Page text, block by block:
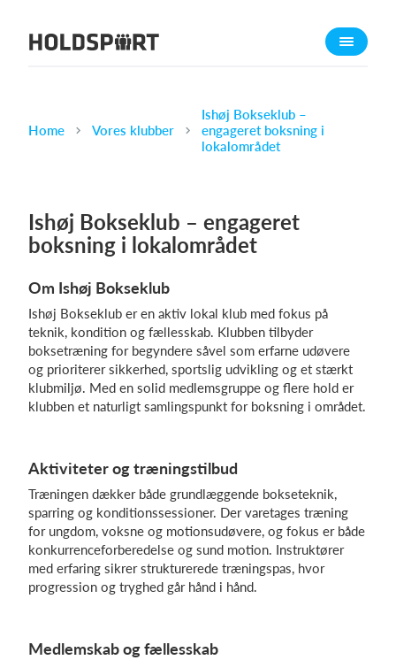
Om Holdsport
Karriere
Kalender
Kontingentopkrævning
Hjemmeside
Webshop
Billetsystem
Hvad koster det?
Home Vores klubber
Ishøj Bokseklub –
engageret boksning i
lokalområdet
Ishøj Bokseklub – engageret
boksning i lokalområdet
Om Ishøj Bokseklub
Ishøj Bokseklub er en aktiv lokal klub med fokus på
teknik, kondition og fællesskab. Klubben tilbyder
boksetræning for begyndere såvel som erfarne udøvere
og prioriterer sikkerhed, sportslig udvikling og et stærkt
klubmiljø. Med en solid medlemsgruppe og flere hold er
klubben et naturligt samlingspunkt for boksning i området.
Aktiviteter og træningstilbud
Træningen dækker både grundlæggende bokseteknik,
sparring og konditionssessioner. Der varetages træning
for ungdom, voksne og motionsudøvere, og fokus er både
konkurrenceforberedelse og sund motion. Instruktører
med erfaring sikrer strukturerede træningspas, hvor
progression og tryghed går hånd i hånd.
Medlemskab og fællesskab